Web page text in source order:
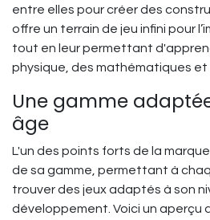
entre elles pour créer des
offre un terrain de jeu infini pour
tout en leur permettant
physique, des mathématiques et
Une gamme
âge
L'un des points forts de la
de sa gamme, permettant à
trouver des jeux adaptés à son
développement. Voici un aperçu